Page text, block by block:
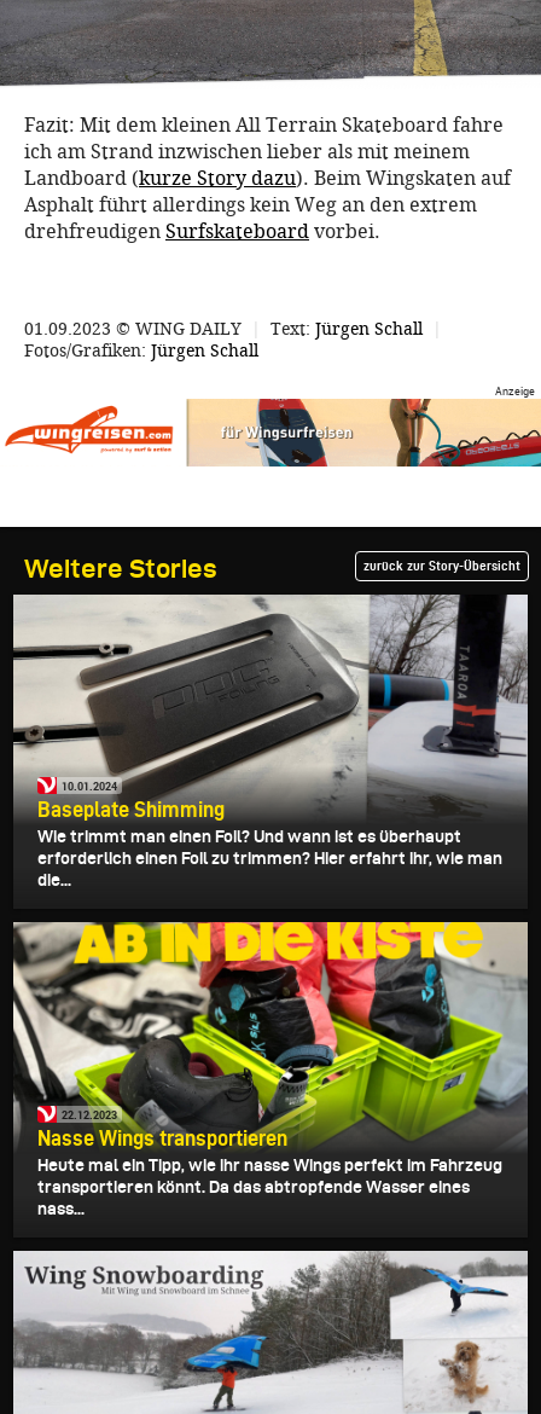
Fazit: Mit dem kleinen All Terrain Skateboard fahre
ich am Strand inzwischen lieber als mit meinem
Landboard (kurze Story dazu). Beim Wingskaten auf
Asphalt führt allerdings kein Weg an den extrem
drehfreudigen Surfskateboard vorbei.
01.09.2023 © WING DAILY Text: Jürgen Schall
Fotos/Grafiken: Jürgen Schall
Weitere Stories zurück zur Story-Übersicht
10.01.2024
Baseplate Shimming
Wie trimmt man einen Foil? Und wann ist es überhaupt
erforderlich einen Foil zu trimmen? Hier erfahrt ihr, wie man
die...
22.12.2023
Nasse Wings transportieren
Heute mal ein Tipp, wie ihr nasse Wings perfekt im Fahrzeug
transportieren könnt. Da das abtropfende Wasser eines
nass...